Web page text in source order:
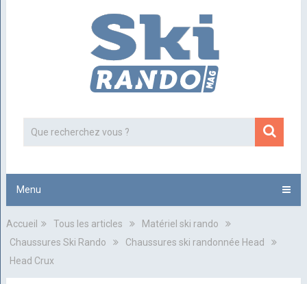
Menu
Accueil Tous les articles
Matériel ski rando
Chaussures Ski Rando
Chaussures ski randonnée Head
Head Crux